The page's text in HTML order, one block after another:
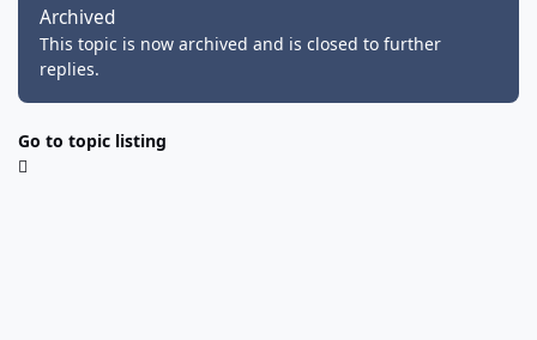
Archived
This topic is now archived and is closed to further
replies.
Go to topic listing